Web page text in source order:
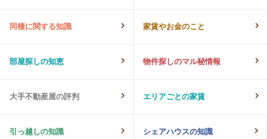
同棲に関する知識 家賃やお金のこと
部屋探しの知恵 物件探しのマル秘情報
大手不動産屋の評判 エリアごとの家賃
引っ越しの知識 シェアハウスの知識